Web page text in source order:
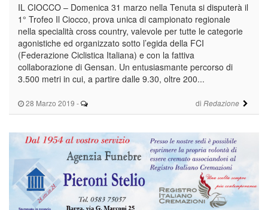
28 Marzo 2019 - di Redazione
IL CIOCCO – Domenica 31 marzo nella Tenuta si disputerà il
1° Trofeo Il Ciocco, prova unica di campionato regionale
nella specialità cross country, valevole per tutte le categorie
agonistiche ed organizzato sotto l’egida della FCI
(Federazione Ciclistica Italiana) e con la fattiva
collaborazione di Gensan. Un entusiasmante percorso di
3.500 metri in cui, a partire dalle 9.30, oltre 200...